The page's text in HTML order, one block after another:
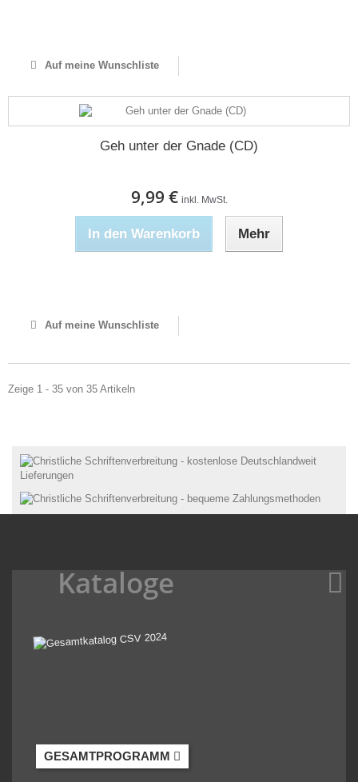
Auf meine Wunschliste
Geh unter der Gnade (CD)
9,99 € inkl. MwSt.
In den Warenkorb Mehr
Auf meine Wunschliste
Zeige 1 - 35 von 35 Artikeln
Kataloge
GESAMTPROGRAMM